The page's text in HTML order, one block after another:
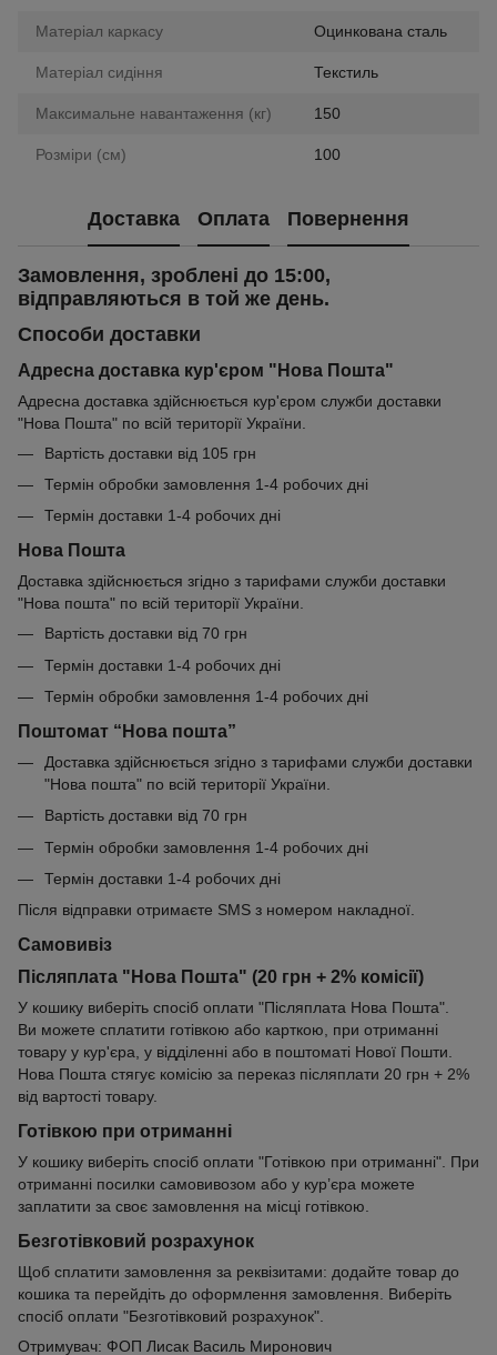
Матеріал каркасу Оцинкована сталь
Матеріал сидіння Текстиль
Максимальне навантаження (кг) 150
Розміри (см) 100
Доставка Оплата Повернення
Замовлення, зроблені до 15:00,
відправляються в той же день.
Способи доставки
Адресна доставка кур'єром "Нова Пошта"
Адресна доставка здійснюється кур'єром служби доставки
"Нова Пошта" по всій території України.
Вартість доставки від 105 грн
Термін обробки замовлення 1-4 робочих дні
Термін доставки 1-4 робочих дні
Нова Пошта
Доставка здійснюється згідно з тарифами служби доставки
"Нова пошта" по всій території України.
Вартість доставки від 70 грн
Термін доставки 1-4 робочих дні
Термін обробки замовлення 1-4 робочих дні
Поштомат “Нова пошта”
Доставка здійснюється згідно з тарифами служби доставки
"Нова пошта" по всій території України.
Вартість доставки від 70 грн
Термін обробки замовлення 1-4 робочих дні
Термін доставки 1-4 робочих дні
Після відправки отримаєте SMS з номером накладної.
Самовивіз
Післяплата "Нова Пошта" (20 грн + 2% комісії)
У кошику виберіть спосіб оплати "Післяплата Нова Пошта".
Ви можете сплатити готівкою або карткою, при отриманні
товару у кур'єра, у відділенні або в поштоматі Нової Пошти.
Нова Пошта стягує комісію за переказ післяплати 20 грн + 2%
від вартості товару.
Готівкою при отриманні
У кошику виберіть спосіб оплати "Готівкою при отриманні". При
отриманні посилки самовивозом або у кур’єра можете
заплатити за своє замовлення на місці готівкою.
Безготівковий розрахунок
Щоб сплатити замовлення за реквізитами: додайте товар до
кошика та перейдіть до оформлення замовлення. Виберіть
спосіб оплати "Безготівковий розрахунок".
Отримувач: ФОП Лисак Василь Миронович